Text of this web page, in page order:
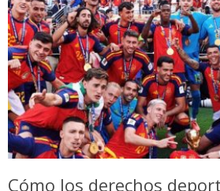
Cómo los derechos